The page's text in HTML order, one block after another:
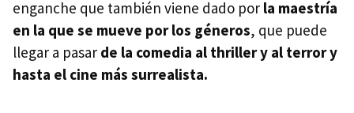
enganche que también viene dado por la maestría
en la que se mueve por los géneros, que puede
llegar a pasar de la comedia al thriller y al terror y
hasta el cine más surrealista.